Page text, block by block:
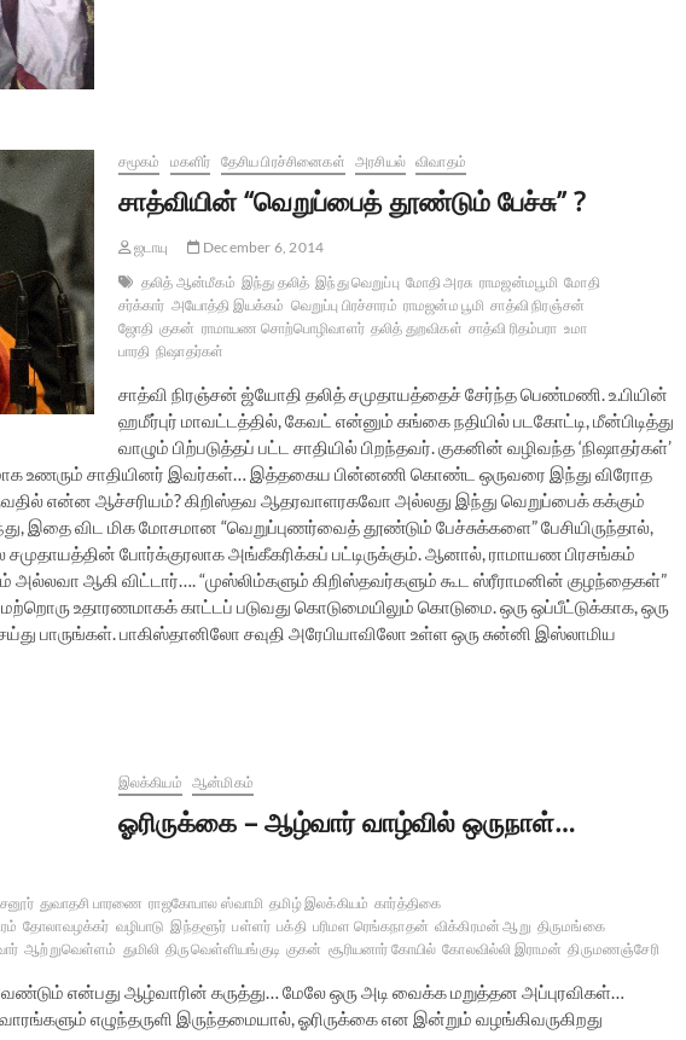
சமூகம் மகளிர் தேசிய பிரச்சினைகள் அரசியல் விவாதம்
சாத்வியின் “வெறுப்பைத் தூண்டும் பேச்சு” ?
ஜடாயு
December 6, 2014
தலித் ஆன்மீகம் இந்து தலித் இந்து வெறுப்பு மோதி அரசு ராமஜன்மபூமி மோதி
சர்க்கார் அயோத்தி இயக்கம் வெறுப்பு பிரச்சாரம் ராமஜன்ம பூமி சாத்வி நிரஞ்சன்
ஜோதி குகன் ராமாயண சொற்பொழிவாளர் தலித் துறவிகள் சாத்வி ரிதம்பரா உமா
பாரதி நிஷாதர்கள்
சாத்வி நிரஞ்சன் ஜ்யோதி தலித் சமுதாயத்தைச் சேர்ந்த பெண்மணி. உ.பியின்
ஹமீர்புர் மாவட்டத்தில், கேவட் என்னும் கங்கை நதியில் படகோட்டி, மீன்பிடித்து
வாழும் பிற்படுத்தப் பட்ட சாதியில் பிறந்தவர். குகனின் வழிவந்த ‘நிஷாதர்கள்’
உணரும் சாதியினர் இவர்கள்… இத்தகைய பின்னணி கொண்ட ஒருவரை இந்து விரோத
என்ன ஆச்சரியம்? கிறிஸ்தவ ஆதரவாளரகவோ அல்லது இந்து வெறுப்பைக் கக்கும்
இதை விட மிக மோசமான “வெறுப்புணர்வைத் தூண்டும் பேச்சுக்களை” பேசியிருந்தால்,
சமுதாயத்தின் போர்க்குரலாக அங்கீகரிக்கப் பட்டிருக்கும். ஆனால், ராமாயண பிரசங்கம்
அல்லவா ஆகி விட்டார்…. “முஸ்லிம்களும் கிறிஸ்தவர்களும் கூட ஸ்ரீராமனின் குழந்தைகள்”
மற்றொரு உதாரணமாகக் காட்டப் படுவது கொடுமையிலும் கொடுமை. ஒரு ஒப்பீட்டுக்காக, ஒரு
பாருங்கள். பாகிஸ்தானிலோ சவுதி அரேபியாவிலோ உள்ள ஒரு சுன்னி இஸ்லாமிய
இலக்கியம் ஆன்மிகம்
ஓரிருக்கை – ஆழ்வார் வாழ்வில் ஒருநாள்…
துவாதசி பாரணை ராஜகோபால ஸ்வாமி தமிழ் இலக்கியம் கார்த்திகை
தோலாவழக்கர் வழிபாடு இந்தளூர் பள்ளர் பக்தி பரிமள ரெங்கநாதன் விக்கிரமன் ஆறு திருமங்கை
ஆற்றுவெள்ளம் துமிலி திருவெள்ளியங்குடி குகன் சூரியனார் கோயில் கோலவில்லி இராமன் திருமணஞ்சேரி
என்பது ஆழ்வாரின் கருத்து… மேலே ஒரு அடி வைக்க மறுத்தன அப்புரவிகள்…
எழுந்தருளி இருந்தமையால், ஓரிருக்கை என இன்றும் வழங்கிவருகிறது